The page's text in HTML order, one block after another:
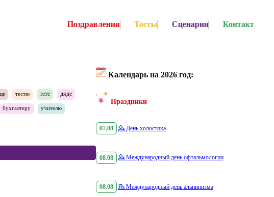
тестю тете дяде
бухгалтеру учителю
Календарь на 2026 год:
Праздники
07.08 💁 День холостяка
08.08 💁 Международный день офтальмологии
08.08 💁 Международный день альпинизма
Поздравления Тосты Сценарии Контакт